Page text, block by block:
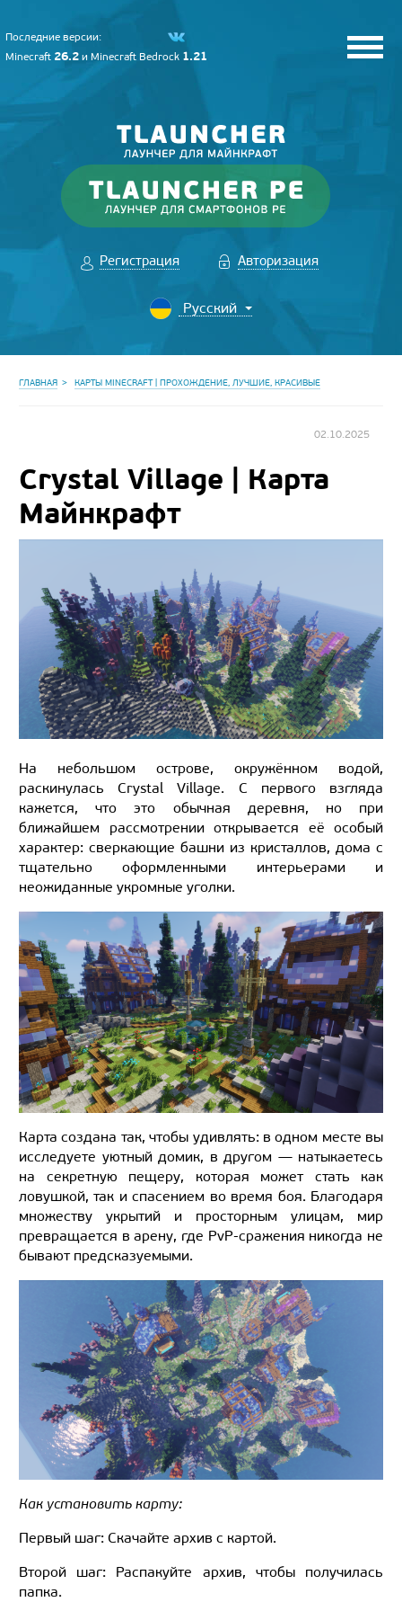
Последние версии:
Minecraft 26.2 и Minecraft Bedrock 1.21
Регистрация Авторизация
ГЛАВНАЯ КАРТЫ MINECRAFT | ПРОХОЖДЕНИЕ, ЛУЧШИЕ, КРАСИВЫЕ
02.10.2025
Crystal Village | Карта
Майнкрафт
На небольшом острове, окружённом водой,
раскинулась Crystal Village. С первого взгляда
кажется, что это обычная деревня, но при
ближайшем рассмотрении открывается её особый
характер: сверкающие башни из кристаллов, дома с
тщательно оформленными интерьерами и
неожиданные укромные уголки.
Карта создана так, чтобы удивлять: в одном месте вы
исследуете уютный домик, в другом — натыкаетесь
на секретную пещеру, которая может стать как
ловушкой, так и спасением во время боя. Благодаря
множеству укрытий и просторным улицам, мир
превращается в арену, где PvP-сражения никогда не
бывают предсказуемыми.
Как установить карту:
Первый шаг: Скачайте архив с картой.
Второй шаг: Распакуйте архив, чтобы получилась
папка.